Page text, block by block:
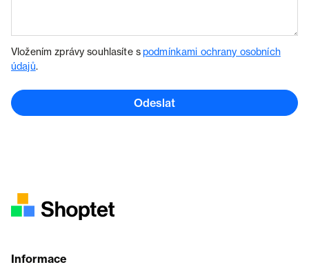
Vložením zprávy souhlasíte spodmínkami ochrany osobních
údajů.
Odeslat
Informace